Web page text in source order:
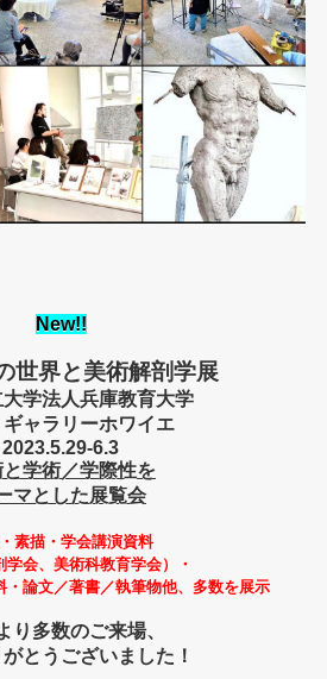
New!!
世界と美術解剖学展
学法人兵庫教育大学
ャラリーホワイエ
2023.5.29-6.3
学術／学際性を
マとした展覧会
素描・ 学会講演資料
学会、美術科教育学会）・
・論文／著書／執筆物他、多数を展示
り多数のご来場、
とうございました！